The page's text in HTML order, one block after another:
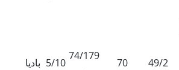
بادیا 5/10
74/179
70 49/2